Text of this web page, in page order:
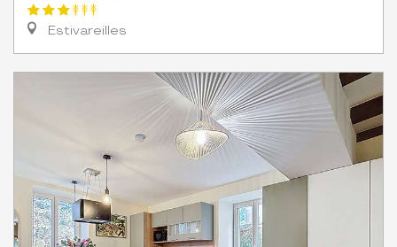
Estivareilles